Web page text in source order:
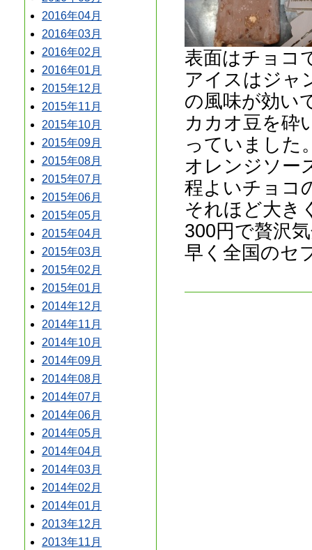
2016年04月
2016年03月
2016年02月
2016年01月
2015年12月
2015年11月
2015年10月
2015年09月
2015年08月
2015年07月
2015年06月
2015年05月
2015年04月
2015年03月
2015年02月
2015年01月
2014年12月
2014年11月
2014年10月
2014年09月
2014年08月
2014年07月
2014年06月
2014年05月
2014年04月
2014年03月
2014年02月
2014年01月
2013年12月
2013年11月
表面はチョコ
アイスはジャ
の風味が効い
カカオ豆を砕
っていました
オレンジソー
程よいチョコ
それほど大き
300円で贅沢
早く全国のセ